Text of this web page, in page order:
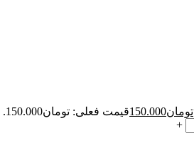
تومان150.000قیمت فعلی: تومان150.000.
+